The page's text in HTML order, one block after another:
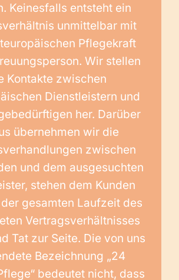
Keinesfalls entsteht ein
unmittelbar mit
Pflegekraft
Wir stellen
Kontakte zwischen
Dienstleistern und
her. Darüber
übernehmen wir die
zwischen
und dem ausgesuchten
stehen dem Kunden
gesamten Laufzeit des
Vertragsverhältnisses
Tat zur Seite. Die von uns
Bezeichnung „24
bedeutet nicht, dass